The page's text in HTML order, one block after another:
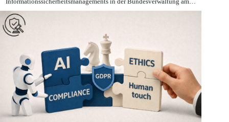
Richtlinie und zur Regelung wesentlicher Grundzüge des
Informationssicherheitsmanagements in der Bundesverwaltung am…